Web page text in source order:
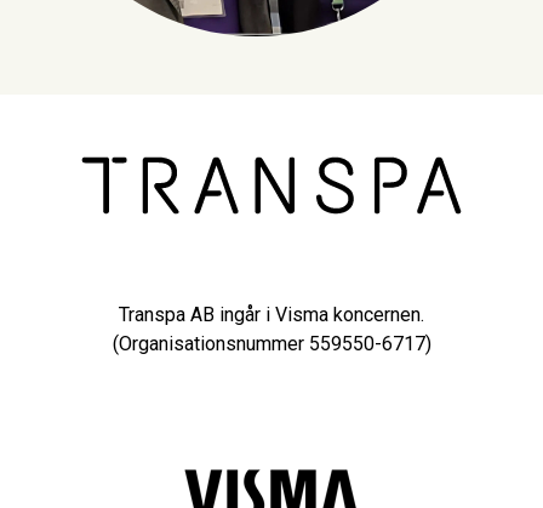
Transpa AB ingår i Visma koncernen.
(Organisationsnummer 559550-6717)